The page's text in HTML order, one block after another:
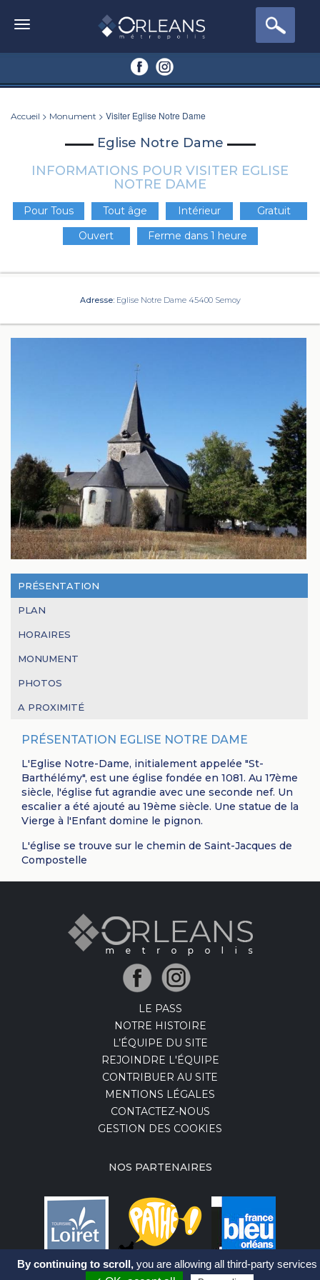
Accueil > Monument > Visiter Eglise Notre Dame
Eglise Notre Dame
INFORMATIONS POUR VISITER EGLISE
NOTRE DAME
Pour Tous Tout âge Intérieur
Gratuit
Ouvert
Ferme dans 1 heure
Adresse: Eglise Notre Dame 45400 Semoy
PRÉSENTATION
PLAN
HORAIRES
MONUMENT
PHOTOS
A PROXIMITÉ
PRÉSENTATION EGLISE NOTRE DAME
L'Eglise Notre-Dame, initialement appelée "St-
Barthélémy", est une église fondée en 1081. Au 17ème
siècle, l'église fut agrandie avec une seconde nef. Un
escalier a été ajouté au 19ème siècle. Une statue de la
Vierge à l'Enfant domine le pignon.
L'église se trouve sur le chemin de Saint-Jacques de
Compostelle
LE PASS
NOTRE HISTOIRE
L’ÉQUIPE DU SITE
REJOINDRE L'ÉQUIPE
CONTRIBUER AU SITE
MENTIONS LÉGALES
CONTACTEZ-NOUS
GESTION DES COOKIES
NOS PARTENAIRES
By continuing to scroll, you are allowing all third-party services